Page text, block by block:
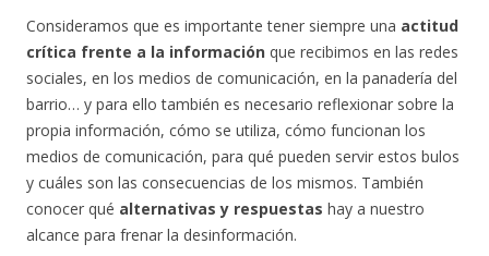
Consideramos que es importante tener siempre una actitud
crítica frente a la información que recibimos en las redes
sociales, en los medios de comunicación, en la panadería del
barrio… y para ello también es necesario reflexionar sobre la
propia información, cómo se utiliza, cómo funcionan los
medios de comunicación, para qué pueden servir estos bulos
y cuáles son las consecuencias de los mismos. También
conocer qué alternativas y respuestas hay a nuestro
alcance para frenar la desinformación.